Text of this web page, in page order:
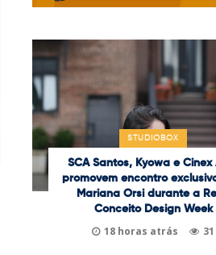
STUDIOBOX
SCA Santos, Kyowa e Cinex
promovem encontro
Mariana Orsi durante a
Conceito Design Week
18 horas atrás 31